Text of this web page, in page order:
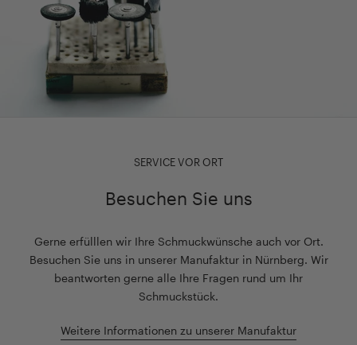
SERVICE VOR ORT
Besuchen Sie uns
Gerne erfülllen wir Ihre Schmuckwünsche auch vor Ort.
Besuchen Sie uns in unserer Manufaktur in Nürnberg. Wir
beantworten gerne alle Ihre Fragen rund um Ihr
Schmuckstück.
Weitere Informationen zu unserer Manufaktur